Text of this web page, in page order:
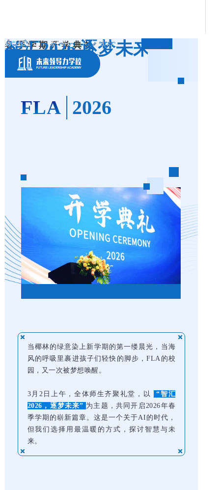
FLA 2026
春季学期开学典礼
智汇2026逐梦未来
扬帆起航 | 携手并进 | 智创未来
当椰林的绿意染上新学期的第一缕晨光，当海
风的呼吸里裹进孩子们轻快的脚步，FLA的校
园，又一次被梦想唤醒。
3月2日上午，全体师生齐聚礼堂，以
“智汇
2026，逐梦未来” 为主题，共同开启2026年春
季学期的崭新篇章。这是一个关于AI的时代，
但我们选择用最温暖的方式，探讨智慧与未
来。